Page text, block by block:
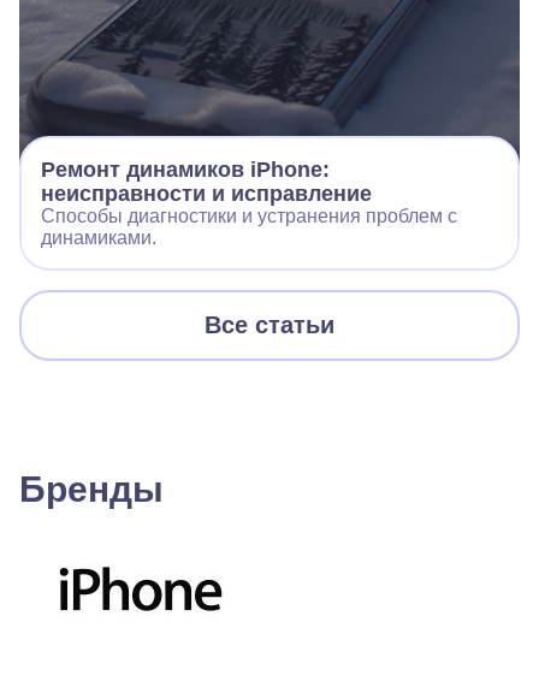
Ремонт динамиков iPhone:
неисправности и исправление
Способы диагностики и устранения проблем с
динамиками.
Все статьи
Бренды